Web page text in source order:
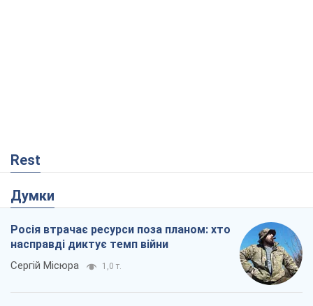
Rest
Думки
Росія втрачає ресурси поза планом: хто
насправді диктує темп війни
Сергій Місюра 1,0 т.